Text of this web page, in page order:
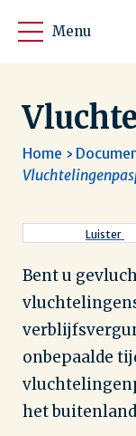
Menu
Home
Luister
Bent u
onbepaalde
het